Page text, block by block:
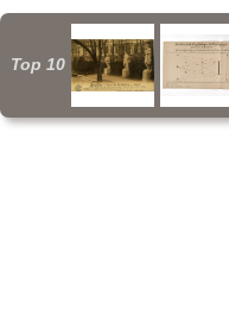
Top 10